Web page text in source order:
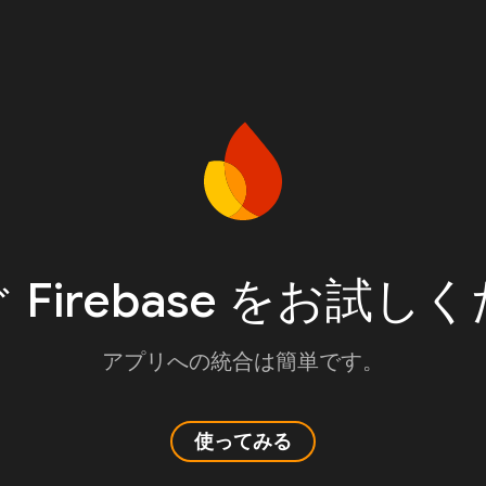
Firebase をお試し
アプリへの統合は簡単です。
使ってみる